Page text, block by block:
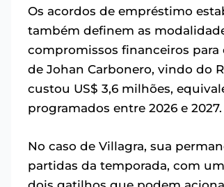
Os acordos de empréstimo
também definem as
compromissos financeiros
de Johan Carbonero, vindo do
custou US$ 3,6 milhões,
programados entre 2026 e 2027.
No caso de Villagra, sua
partidas da temporada, com